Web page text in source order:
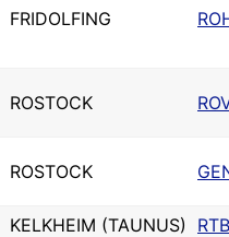
FRIDOLFING
ROSTOCK
ROSTOCK
KELKHEIM (TAUNUS)